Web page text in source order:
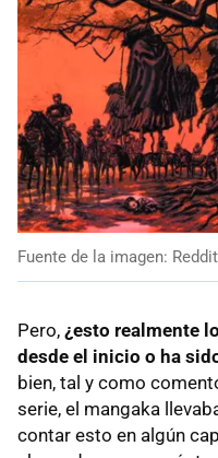
Fuente de la imagen: Reddit
Pero, ¿esto realmente
desde el inicio o ha
bien, tal y como
serie, el mangaka
contar esto en algún